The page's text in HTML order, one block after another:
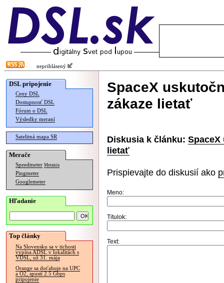
neprihlásený
DSL pripojenie
Ceny DSL
Dostupnosť DSL
Fórum o DSL
Výsledky meraní
Satelitná mapa SR
Merače
Speedmeter Merania
Pingmeter
Googlemeter
Hľadanie
Top články
Na Slovensku sa v tichosti
vypína ADSL v lokalitách s
VDSL, už 31. mája
Orange sa doťahuje na UPC
a O2, spustí 2.5 Gbps
pripojenie
SpaceX
zákaze lietať
Diskusia k článku:
lietať
Prispievajte do diskusií ako
Meno:
Titulok:
Text: